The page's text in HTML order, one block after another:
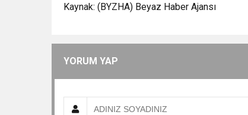
Kaynak: (BYZHA) Beyaz Haber Ajansı
YORUM YAP